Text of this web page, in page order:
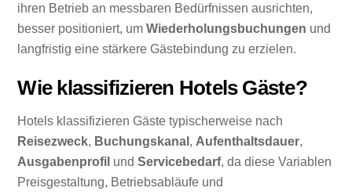
ihren Betrieb an messbaren Bedürfnissen ausrichten,
besser positioniert, umWiederholungsbuchungen und
langfristig eine stärkere Gästebindung zu erzielen.
Wie klassifizieren Hotels Gäste?
Hotels klassifizieren Gäste typischerweise nach
Reisezweck, Buchungskanal , Aufenthaltsdauer,
Ausgabenprofil undServicebedarf, da diese Variablen
Preisgestaltung, Betriebsabläufe und